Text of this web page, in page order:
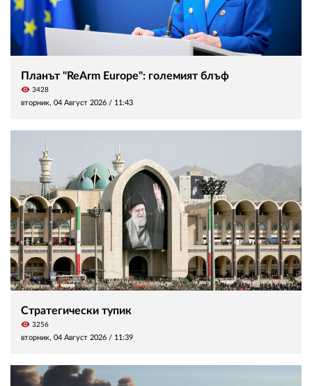
Планът "ReArm Europe": големият блъф
visibility 3428
вторник, 04 Август 2026 / 11:43
Стратегически тупик
visibility 3256
вторник, 04 Август 2026 / 11:39